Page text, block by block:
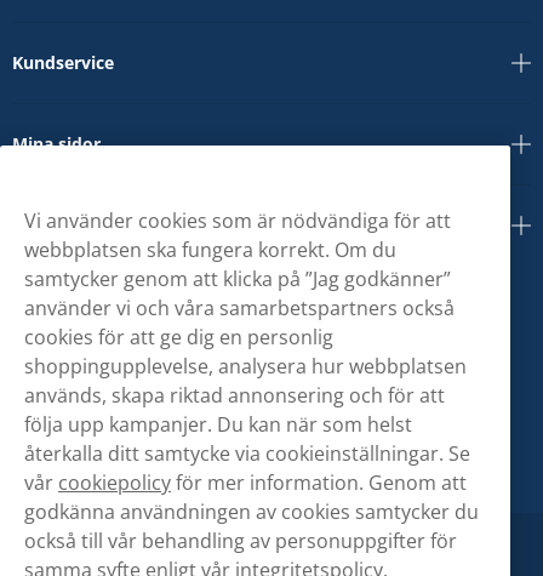
Kundservice
Mina sidor
Om oss
Vi använder cookies som är nödvändiga för att
webbplatsen ska fungera korrekt. Om du
samtycker genom att klicka på ”Jag godkänner”
använder vi och våra samarbetspartners också
cookies för att ge dig en personlig
shoppingupplevelse, analysera hur webbplatsen
används, skapa riktad annonsering och för att
följa upp kampanjer. Du kan när som helst
återkalla ditt samtycke via cookieinställningar. Se
vår cookiepolicyför mer information. Genom att
godkänna användningen av cookies samtycker du
också till vår behandling av personuppgifter för
samma syfte enligt vår integritetspolicy.